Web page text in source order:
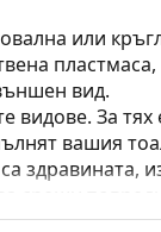
или
вид.
видове. За тях
вашия
здравината,
срещу
мощност.